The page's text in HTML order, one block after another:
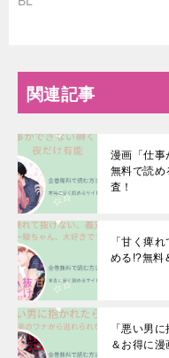
関連記事
漫画「仕事
無料で読め
査！
「甘く痺
める!?無料
「悪い男
＆お得に漫